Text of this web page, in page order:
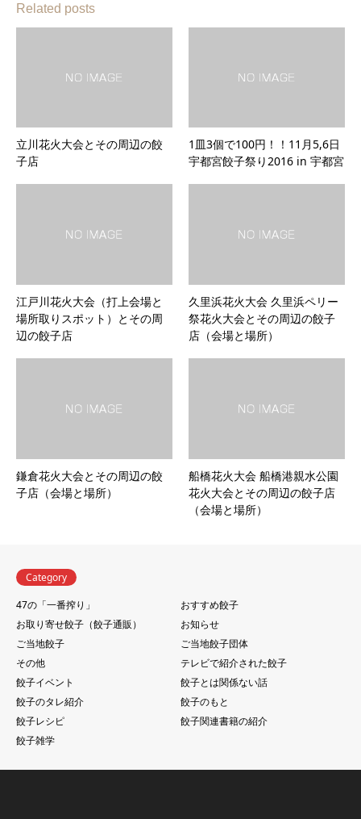
Related posts
立川花火大会とその周辺の餃
子店
1皿3個で100円！！11月5,6日
宇都宮餃子祭り2016 in 宇都宮
江戸川花火大会（打上会場と
場所取りスポット）とその周
辺の餃子店
久里浜花火大会 久里浜ペリー
祭花火大会とその周辺の餃子
店（会場と場所）
鎌倉花火大会とその周辺の餃
子店（会場と場所）
船橋花火大会 船橋港親水公園
花火大会とその周辺の餃子店
（会場と場所）
Category
47の「一番搾り」
おすすめ餃子
お取り寄せ餃子（餃子通販）
お知らせ
ご当地餃子
ご当地餃子団体
その他
テレビで紹介された餃子
餃子イベント
餃子とは関係ない話
餃子のタレ紹介
餃子のもと
餃子レシピ
餃子関連書籍の紹介
餃子雑学